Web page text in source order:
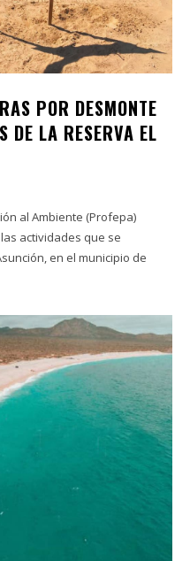
POR DESMONTE
DE LA RESERVA EL
al Ambiente (Profepa)
actividades que se
en el municipio de